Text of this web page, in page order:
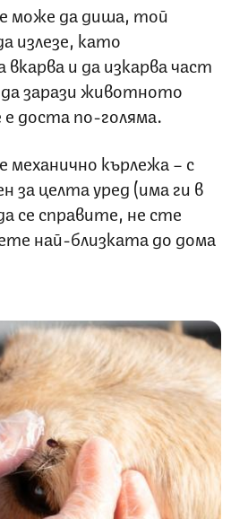
може да диша, той
излезе, като
и да изкарва част
зарази животното
е доста по-голяма.
кърлежа – с
за целта уред (има ги в
се справите, не сте
най-близката до дома